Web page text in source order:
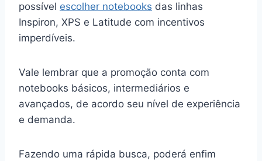
possível escolher notebooks das linhas
Inspiron, XPS e Latitude com incentivos
imperdíveis.
Vale lembrar que a promoção conta com
notebooks básicos, intermediários e
avançados, de acordo seu nível de experiência
e demanda.
Fazendo uma rápida busca, poderá enfim